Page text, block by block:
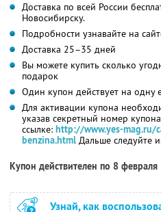
Доставка по всей России
Новосибирску.
Подробности узнавайте на
Доставка 25–35 дней
Вы можете купить сколько
подарок
Один купон действует на одну
Для активации купона
указав секретный номер
ссылке: http://www.yes-
benzina.html Дальше следуйте
Купон действителен по 8
Узнай, как